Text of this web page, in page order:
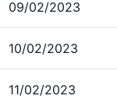
09/02/2023
10/02/2023
11/02/2023